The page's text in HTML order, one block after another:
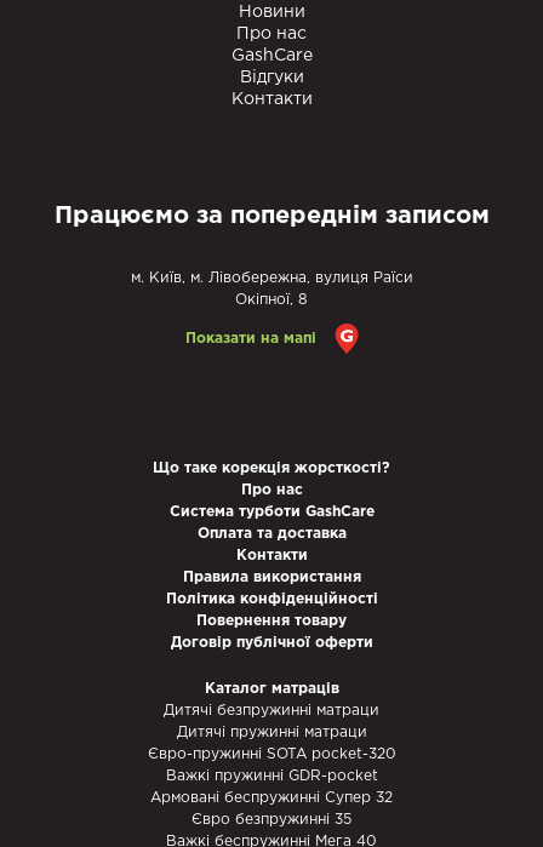
Новини
Про нас
GashCare
Відгуки
Контакти
Працюємо за попереднім записом
м. Київ, м. Лівобережна, вулиця Раїси
Окіпної, 8
Показати на мапі
Що таке корекція жорсткості?
Про нас
Система турботи GashCare
Оплата та доставка
Контакти
Правила використання
Політика конфіденційності
Повернення товару
Договір публічної оферти
Каталог матраців
Дитячі безпружинні матраци
Дитячі пружинні матраци
Євро-пружинні SOTA pocket-320
Важкі пружинні GDR-pocket
Армовані беспружинні Супер 32
Євро безпружинні 35
Важкі беспружинні Мега 40